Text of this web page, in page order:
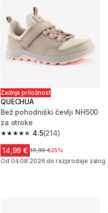
Zadnja priložnost
QUECHUA
Bež pohodniški čevlji NH500
za otroke
4.5
4.5 od 5 zvezdic from 214
(214)
14,99 € Cena pred znižanjem
19,99 €25%
Od 04.08.2026 do razprodaje zalog